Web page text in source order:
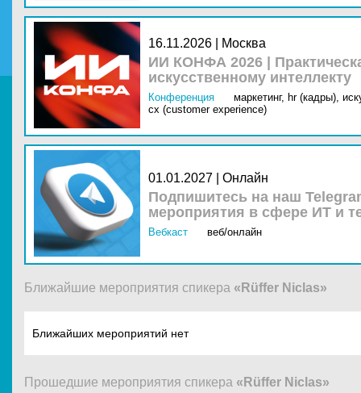
16.11.2026 | Москва
ИИ КОНФА 2026 |
искусственному интеллекту
Конференция маркетинг, hr (кадры),
cx (customer experience)
01.01.2027 | Онлайн
Подпишитесь на наш
мероприятия в сфере ИТ и
Вебкаст веб/онлайн
Ближайшие мероприятия спикера «Rüffer Niclas»
Ближайших мероприятий нет
Прошедшие мероприятия спикера «Rüffer Niclas»